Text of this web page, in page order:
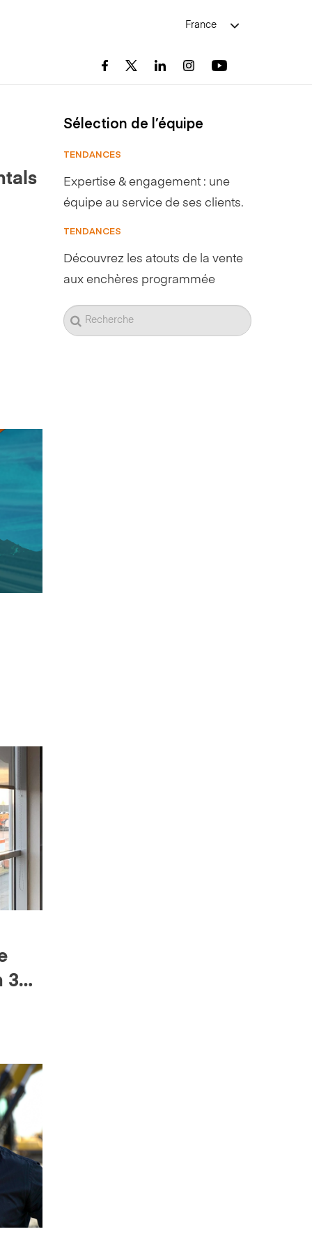
France
3
Sélection de l’équipe
TENDANCES
Expertise & engagement : une
équipe au service de ses clients.
TENDANCES
Découvrez les atouts de la vente
aux enchères programmée